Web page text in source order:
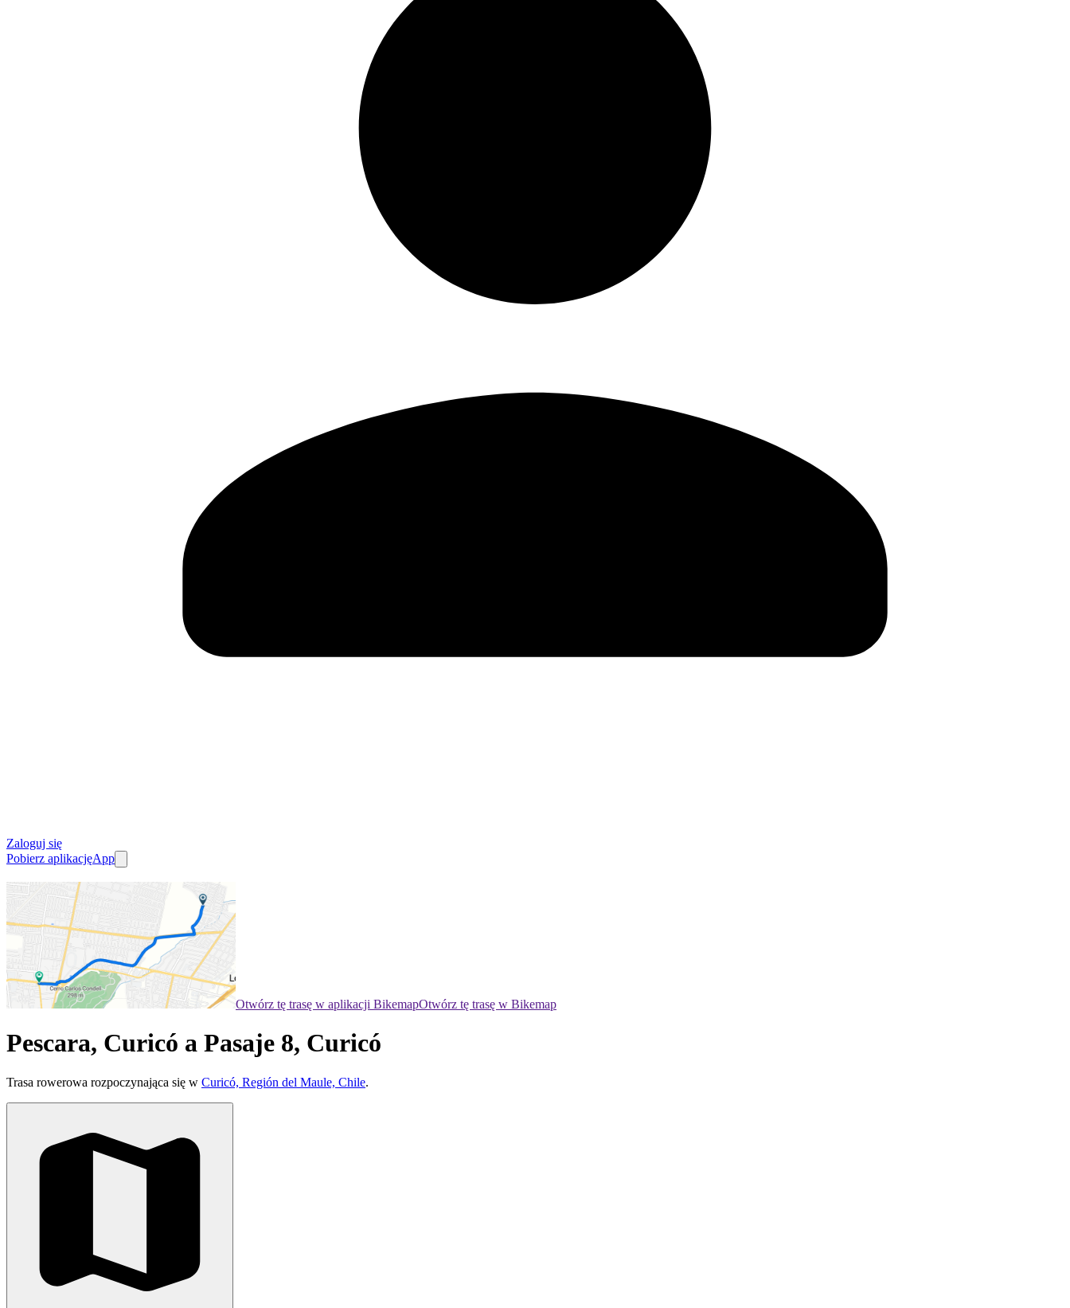
Zaloguj się
Pobierz aplikacjęApp
Otwórz tę trasę w aplikacji BikemapOtwórz tę trasę w Bikemap
Pescara, Curicó a Pasaje 8, Curicó
Trasa rowerowa rozpoczynająca się w Curicó, Región del Maule, Chile.